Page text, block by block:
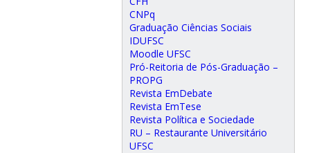
CNPq
Graduação Ciências Sociais
IDUFSC
Moodle UFSC
Pró-Reitoria de Pós-Graduação –
PROPG
Revista EmDebate
Revista EmTese
Revista Política e Sociedade
RU – Restaurante Universitário
UFSC